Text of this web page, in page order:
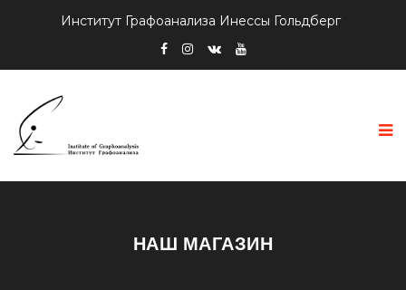
Институт Графоанализа Инессы Гольдберг
НАШ МАГАЗИН